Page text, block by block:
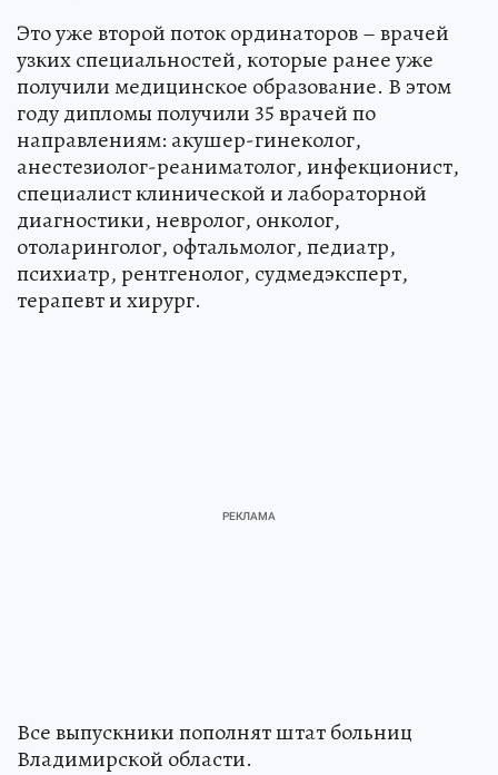
Это уже второй поток ординаторов – врачей
узких специальностей, которые ранее уже
получили медицинское образование. В этом
году дипломы получили 35 врачей по
направлениям: акушер-гинеколог,
анестезиолог-реаниматолог, инфекционист,
специалист клинической и лабораторной
диагностики, невролог, онколог,
отоларинголог, офтальмолог, педиатр,
психиатр, рентгенолог, судмедэксперт,
терапевт и хирург.
Все выпускники пополнят штат больниц
Владимирской области.